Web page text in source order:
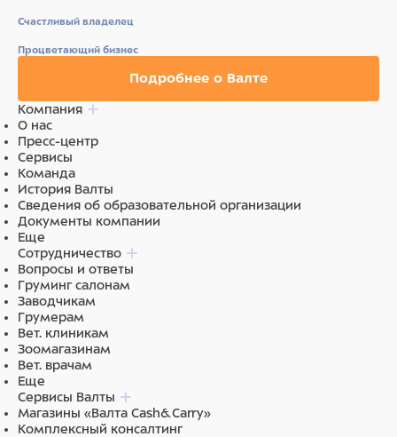
Счастливый владелец
Процветающий бизнес
Подробнее о Валте
Компания
О нас
Пресс-центр
Сервисы
Команда
История Валты
Сведения об образовательной организации
Документы компании
Еще
Сотрудничество
Вопросы и ответы
Груминг салонам
Заводчикам
Грумерам
Вет. клиникам
Зоомагазинам
Вет. врачам
Еще
Сервисы Валты
Магазины «Валта Cash&Carry»
Комплексный консалтинг